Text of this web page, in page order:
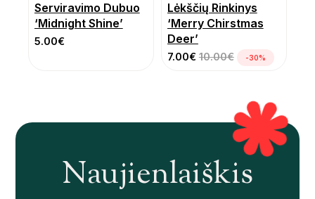
Serviravimo Dubuo
‘Midnight Shine’
5.00€
Lėkščių Rinkinys
‘Merry Chirstmas
Deer’
7.00€ 10.00€ -30%
Naujienlaiškis